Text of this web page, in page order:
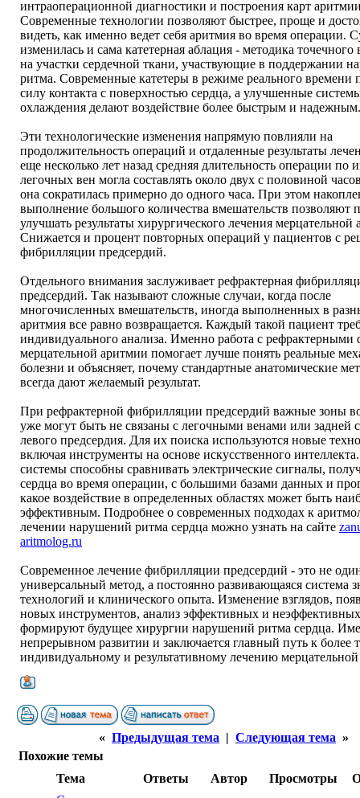
интраоперационной диагностики и построения карт
Современные технологии позволяют быстрее, проще и
видеть, как именно ведет себя аритмия во время операции.
изменилась и сама катетерная аблация - методика точечного
на участки сердечной ткани, участвующие в поддержании
ритма. Современные катетеры в режиме реального времени
силу контакта с поверхностью сердца, а улучшенные
охлаждения делают воздействие более быстрым и надежным.
Эти технологические изменения напрямую повлияли на
продолжительность операций и отдаленные результаты
еще несколько лет назад средняя длительность операции по
легочных вен могла составлять около двух с половиной
она сократилась примерно до одного часа. При этом
выполнение большого количества вмешательств позволяют
улучшать результаты хирургического лечения мерцательной
Снижается и процент повторных операций у пациентов с
фибрилляции предсердий.
Отдельного внимания заслуживает рефрактерная
предсердий. Так называют сложные случаи, когда после
многочисленных вмешательств, иногда выполненных в
аритмия все равно возвращается. Каждый такой пациент
индивидуального анализа. Именно работа с
мерцательной аритмии помогает лучше понять реальные
болезни и объясняет, почему стандартные анатомические
всегда дают желаемый результат.
При рефрактерной фибрилляции предсердий важные зоны
уже могут быть не связаны с легочными венами или задней
левого предсердия. Для их поиска используются новые
включая инструменты на основе искусственного
системы способны сравнивать электрические сигналы,
сердца во время операции, с большими базами данных и
какое воздействие в определенных областях может быть
эффективным. Подробнее о современных подходах к
лечении нарушений ритма сердца можно узнать на сайте
aritmolog.ru
Современное лечение фибрилляции предсердий - это не
универсальный метод, а постоянно развивающаяся система
технологий и клинического опыта. Изменение взглядов,
новых инструментов, анализ эффективных и
формируют будущее хирургии нарушений ритма сердца.
непрерывном развитии и заключается главный путь к более
индивидуальному и результативному лечению
« Предыдущая тема | Следующая тема »
Похожие темы
Тема
Ответы Автор Просмотры